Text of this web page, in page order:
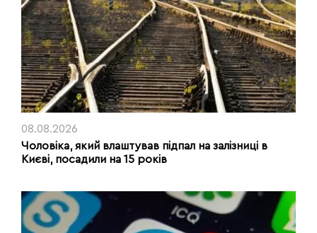
08.08.2026
Чоловіка, який влаштував підпал на залізниці в
Києві, посадили на 15 років